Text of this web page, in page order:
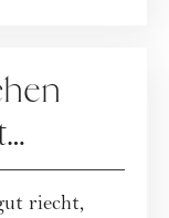
riecht,